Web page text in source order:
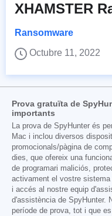
XHAMSTER
Ransomware
Octubre 11, 2022
Prova gratuïta de
importants
La prova de SpyHunter és
Mac i inclou diversos
promocionals/pàgina de
dies, que ofereix una
de programari maliciós,
activament el vostre
i accés al nostre equip
d'assistència de SpyHunter.
període de prova, tot i que